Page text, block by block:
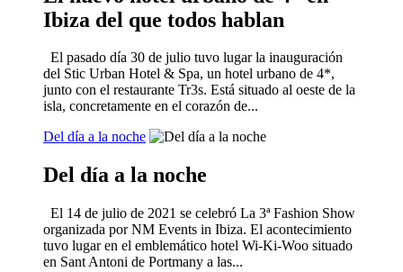
Ibiza del que todos hablan
El pasado día 30 de julio tuvo lugar la inauguración
del Stic Urban Hotel & Spa, un hotel urbano de 4*,
junto con el restaurante Tr3s. Está situado al oeste de la
isla, concretamente en el corazón de...
Del día a la noche
Del día a la noche
El 14 de julio de 2021 se celebró La 3ª Fashion Show
organizada por NM Events in Ibiza. El acontecimiento
tuvo lugar en el emblemático hotel Wi-Ki-Woo situado
en Sant Antoni de Portmany a las...